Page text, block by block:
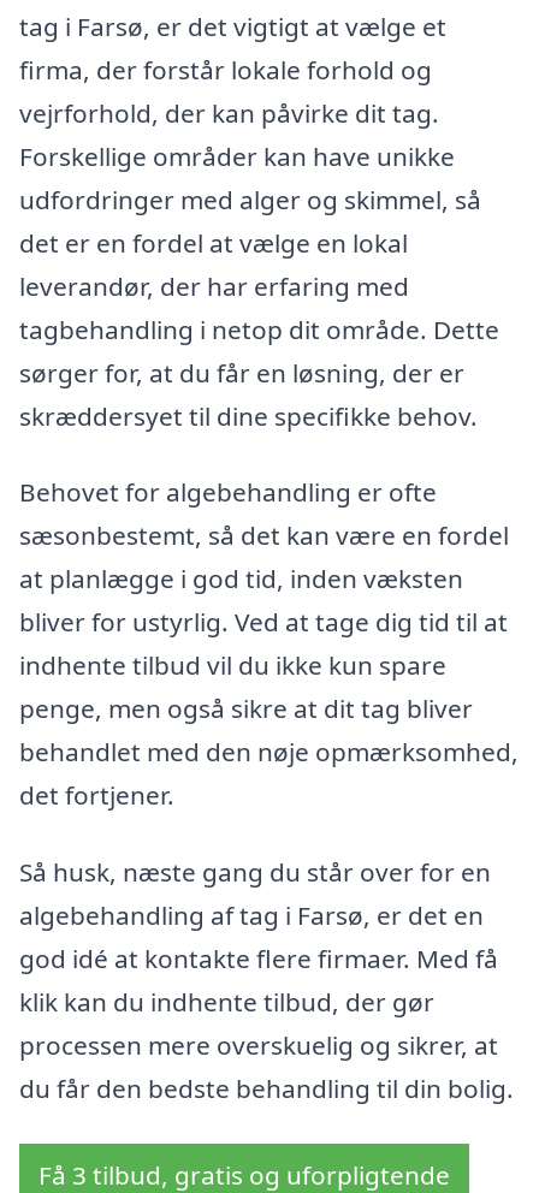
tag i Farsø, er det vigtigt at vælge et
firma, der forstår lokale forhold og
vejrforhold, der kan påvirke dit tag.
Forskellige områder kan have unikke
udfordringer med alger og skimmel, så
det er en fordel at vælge en lokal
leverandør, der har erfaring med
tagbehandling i netop dit område. Dette
sørger for, at du får en løsning, der er
skræddersyet til dine specifikke behov.
Behovet for algebehandling er ofte
sæsonbestemt, så det kan være en fordel
at planlægge i god tid, inden væksten
bliver for ustyrlig. Ved at tage dig tid til at
indhente tilbud vil du ikke kun spare
penge, men også sikre at dit tag bliver
behandlet med den nøje opmærksomhed,
det fortjener.
Så husk, næste gang du står over for en
algebehandling af tag i Farsø, er det en
god idé at kontakte flere firmaer. Med få
klik kan du indhente tilbud, der gør
processen mere overskuelig og sikrer, at
du får den bedste behandling til din bolig.
Få 3 tilbud, gratis og uforpligtende